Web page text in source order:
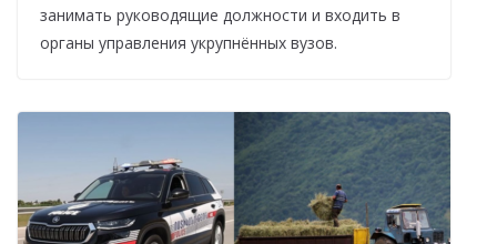
занимать руководящие должности и входить в
органы управления укрупнённых вузов.